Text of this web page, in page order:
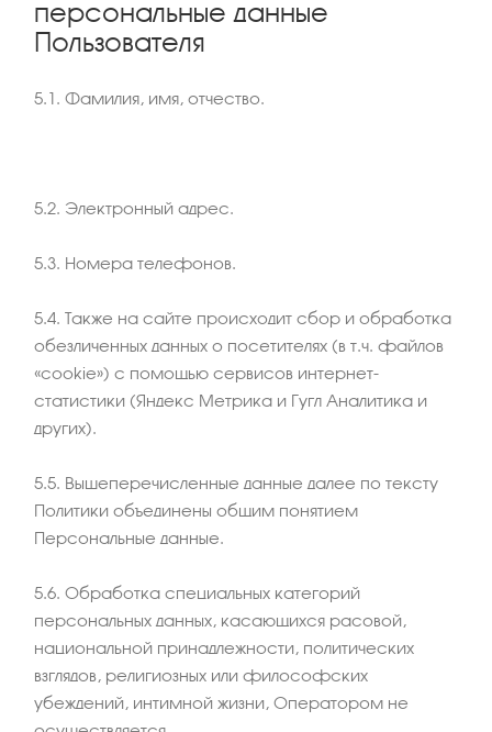
персональные данные
Пользователя
5.1. Фамилия, имя, отчество.
5.2. Электронный адрес.
5.3. Номера телефонов.
5.4. Также на сайте происходит сбор и обработка
обезличенных данных о посетителях (в т.ч. файлов
«cookie») с помощью сервисов интернет-
статистики (Яндекс Метрика и Гугл Аналитика и
других).
5.5. Вышеперечисленные данные далее по тексту
Политики объединены общим понятием
Персональные данные.
5.6. Обработка специальных категорий
персональных данных, касающихся расовой,
национальной принадлежности, политических
взглядов, религиозных или философских
убеждений, интимной жизни, Оператором не